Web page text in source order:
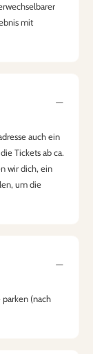
mit
auch ein
Tickets ab ca.
wir dich, ein
um die
parken (nach